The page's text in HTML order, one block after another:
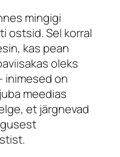
mingigi
ostsid. Sel korral
kas pean
oleks
inimesed on
meedias
et järgnevad